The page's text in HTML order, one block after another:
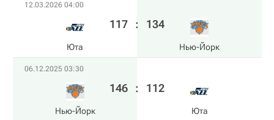
12.03.2026 04:00
Юта
117 : 134
Нью-Йорк
06.12.2025 03:30
Нью-Йорк
146 : 112
Юта